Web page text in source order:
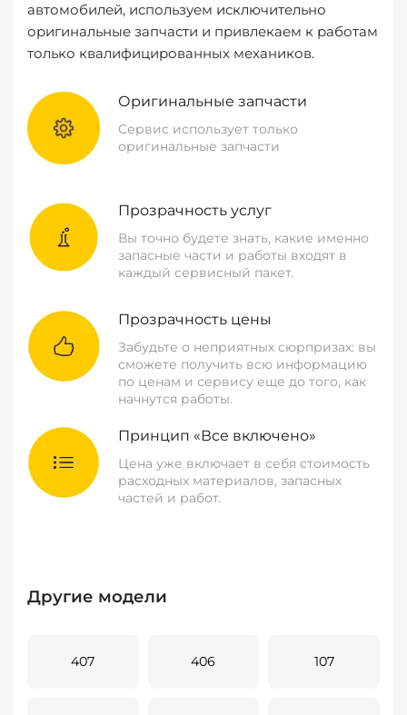
автомобилей, используем исключительно
оригинальные запчасти и привлекаем к работам
только квалифицированных механиков.
Оригинальные запчасти
Сервис использует только
оригинальные запчасти
Прозрачность услуг
Вы точно будете знать, какие именно
запасные части и работы входят в
каждый сервисный пакет.
Прозрачность цены
Забудьте о неприятных сюрпризах: вы
сможете получить всю информацию
по ценам и сервису еще до того, как
начнутся работы.
Принцип «Все включено»
Цена уже включает в себя стоимость
расходных материалов, запасных
частей и работ.
Другие модели
407 406 107